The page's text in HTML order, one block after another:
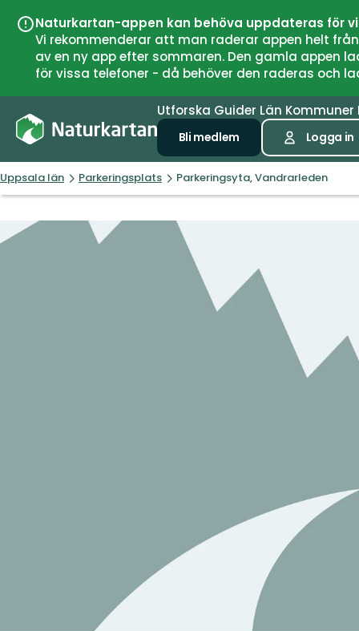
Naturkartan-appen kan behöva uppdateras för
Vi rekommenderar att man raderar appen helt
av en ny app efter sommaren. Den gamla
för vissa telefoner - då behöver den raderas och
Utforska Guider Län Kommuner
Bli medlem Logga in
Uppsala län Parkeringsplats Parkeringsyta, Vandrarleden